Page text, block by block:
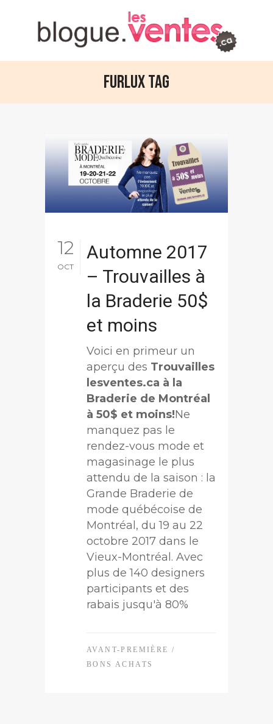
Furlux Tag
12
OCT
Automne 2017
– Trouvailles à
la Braderie 50$
et moins
Voici en primeur un
aperçu des Trouvailles
lesventes.ca à la
Braderie de Montréal
à 50$ et moins!Ne
manquez pas le
rendez-vous mode et
magasinage le plus
attendu de la saison : la
Grande Braderie de
mode québécoise de
Montréal, du 19 au 22
octobre 2017 dans le
Vieux-Montréal. Avec
plus de 140 designers
participants et des
rabais jusqu'à 80%
AVANT-PREMIÈRE /
BONS ACHATS